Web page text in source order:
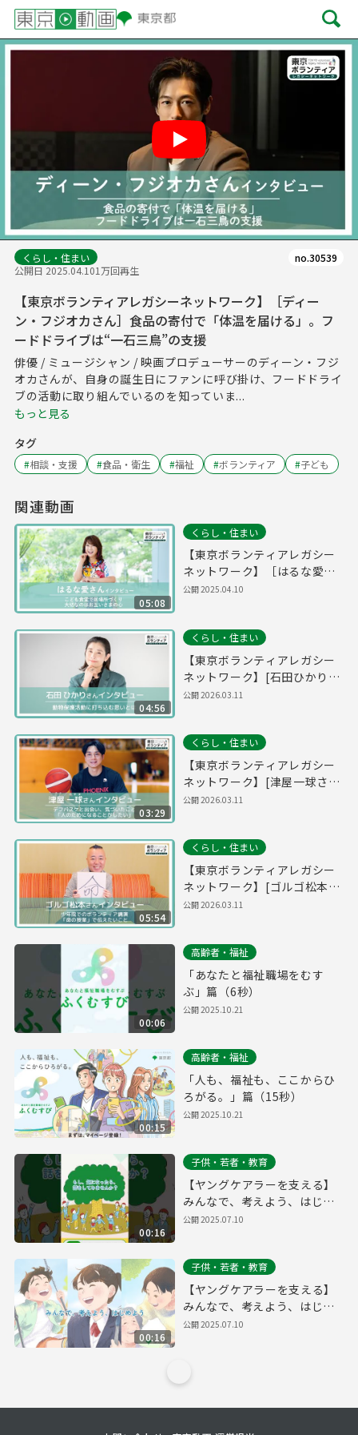
くらし・住まい
公開日 2025.04.101万回再生
no.30539
【東京ボランティアレガシーネットワーク】［ディー
ン・フジオカさん］食品の寄付で「体温を届ける」。フ
ードドライブは“一石三鳥”の支援
俳優 / ミュージシャン / 映画プロデューサーのディーン・フジ
オカさんが、自身の誕生日にファンに呼び掛け、フードドライ
ブの活動に取り組んでいるのを知っていま...
もっと見る
タグ
#相談・支援 #食品・衛生 #福祉 #ボランティア #子ども
関連動画
05:08
くらし・住まい
【東京ボランティアレガシー
ネットワーク】［はるな愛さ
ん］こども食堂で居場所づく
公開2025.04.10
04:56
くらし・住まい
【東京ボランティアレガシー
ネットワーク】[石田ひかりさ
ん]動物保護活動に打ち込む思
公開2026.03.11
03:29
くらし・住まい
【東京ボランティアレガシー
ネットワーク】[津屋一球さ
ん]デフバスケと出会い、気づ
公開2026.03.11
05:54
くらし・住まい
【東京ボランティアレガシー
ネットワーク】[ゴルゴ松本さ
ん]少年院でのボランティア講
公開2026.03.11
00:06
高齢者・福祉
「あなたと福祉職場をむす
ぶ」篇（6秒）
公開2025.10.21
00:15
高齢者・福祉
「人も、福祉も、ここからひ
ろがる。」篇（15秒）
公開2025.10.21
00:16
子供・若者・教育
【ヤングケアラーを支える】
みんなで、考えよう、はじめ
よう
公開2025.07.10
00:16
子供・若者・教育
【ヤングケアラーを支える】
みんなで、考えよう、はじめ
よう
公開2025.07.10